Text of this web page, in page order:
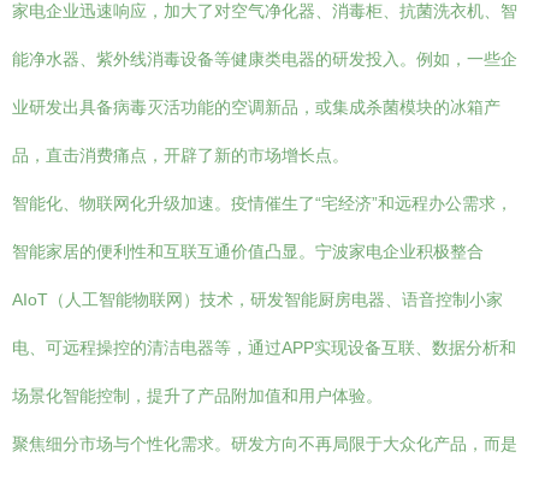
家电企业迅速响应，加大了对空气净化器、消毒柜、抗菌洗衣机、智
能净水器、紫外线消毒设备等健康类电器的研发投入。例如，一些企
业研发出具备病毒灭活功能的空调新品，或集成杀菌模块的冰箱产
品，直击消费痛点，开辟了新的市场增长点。
智能化、物联网化升级加速。疫情催生了“宅经济”和远程办公需求，
智能家居的便利性和互联互通价值凸显。宁波家电企业积极整合
AIoT（人工智能物联网）技术，研发智能厨房电器、语音控制小家
电、可远程操控的清洁电器等，通过APP实现设备互联、数据分析和
场景化智能控制，提升了产品附加值和用户体验。
聚焦细分市场与个性化需求。研发方向不再局限于大众化产品，而是